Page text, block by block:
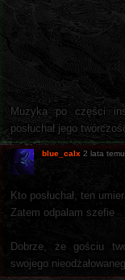
Muzyka po części
posłuchał jego
blue_calx 2 lata temu
Kto posłuchał, ten
Zatem odpalam szefie
Dobrze, że gościu
swojego